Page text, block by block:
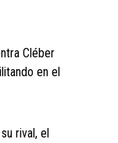
Cléber
en el
rival, el